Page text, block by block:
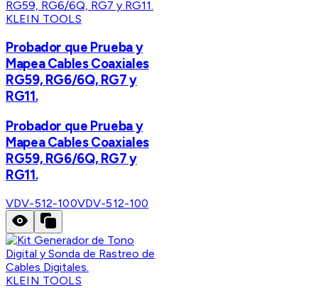
KLEIN TOOLS
Probador que Prueba y
Mapea Cables Coaxiales
RG59, RG6/6Q, RG7 y
RG11.
Probador que Prueba y
Mapea Cables Coaxiales
RG59, RG6/6Q, RG7 y
RG11.
VDV-512-100VDV-512-100
KLEIN TOOLS